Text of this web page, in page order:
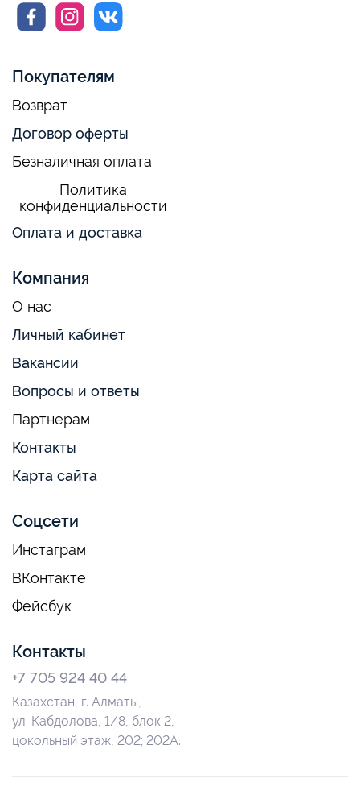
Покупателям
Возврат
Договор оферты
Безналичная оплата
Политика
конфиденциальности
Оплата и доставка
Компания
О нас
Личный кабинет
Вакансии
Вопросы и ответы
Партнерам
Контакты
Карта сайта
Соцсети
Инстаграм
ВКонтакте
Фейсбук
Контакты
+7 705 924 40 44
Казахстан, г. Алматы,
ул. Кабдолова, 1/8, блок 2,
цокольный этаж, 202; 202А.